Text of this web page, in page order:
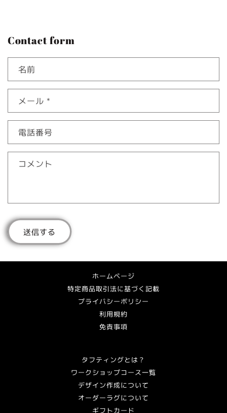
Contact form
名前
メール *
電話番号
コメント
送信する
ホームページ
特定商品取引法に基づく記載
プライバシーポリシー
利用規約
免責事項
タフティングとは？
ワークショップコース一覧
デザイン作成について
オーダーラグについて
ギフトカード